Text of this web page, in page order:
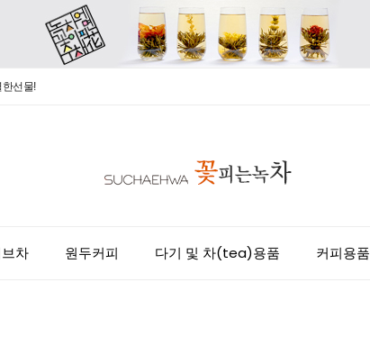
선물!
차 원두커피 다기 및 차(tea)용품 커피용품